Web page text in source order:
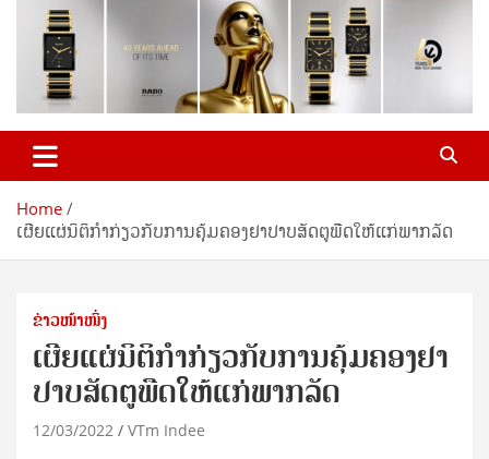
Home
ເຜີຍແຜ່ນິຕິກໍາກ່ຽວກັບການຄຸ້ມຄອງຢາປາບສັດຕູພືດໃຫ້ແກ່ພາກລັດ
ຂ່າວໜ້າໜຶ່ງ
ເຜີຍແຜ່ນິຕິກໍາກ່ຽວກັບການຄຸ້ມຄອງຢາ
ປາບສັດຕູພືດໃຫ້ແກ່ພາກລັດ
12/03/2022 VTm Indee